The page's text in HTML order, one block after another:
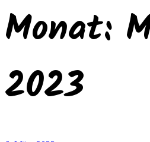
Monat:
2023